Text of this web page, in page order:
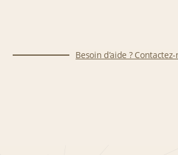
Besoin d’aide ?